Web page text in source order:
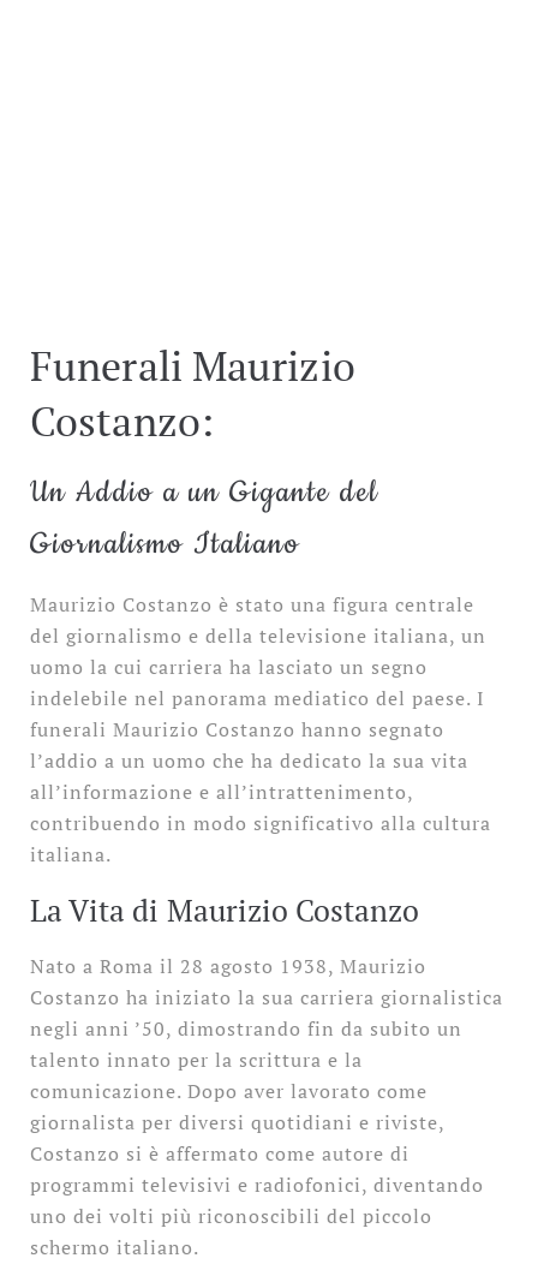
Funerali Maurizio
Costanzo:
Un Addio a un Gigante del
Giornalismo Italiano
Maurizio Costanzo è stato una figura centrale
del giornalismo e della televisione italiana, un
uomo la cui carriera ha lasciato un segno
indelebile nel panorama mediatico del paese. I
funerali Maurizio Costanzo hanno segnato
l’addio a un uomo che ha dedicato la sua vita
all’informazione e all’intrattenimento,
contribuendo in modo significativo alla cultura
italiana.
La Vita di Maurizio Costanzo
Nato a Roma il 28 agosto 1938, Maurizio
Costanzo ha iniziato la sua carriera giornalistica
negli anni ’50, dimostrando fin da subito un
talento innato per la scrittura e la
comunicazione. Dopo aver lavorato come
giornalista per diversi quotidiani e riviste,
Costanzo si è affermato come autore di
programmi televisivi e radiofonici, diventando
uno dei volti più riconoscibili del piccolo
schermo italiano.